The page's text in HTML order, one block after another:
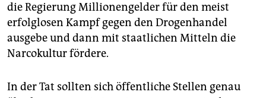
die Regierung Millionengelder für den meist
erfolglosen Kampf gegen den Drogenhandel
ausgebe und dann mit staatlichen Mitteln die
Narcokultur fördere.
In der Tat sollten sich öffentliche Stellen genau